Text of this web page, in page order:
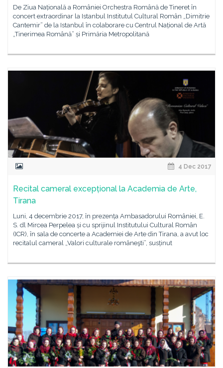
De Ziua Națională a României Orchestra Română de Tineret în
concert extraordinar la Istanbul Institutul Cultural Român „Dimitrie
Cantemir” de la Istanbul în colaborare cu Centrul Național de Artă
„Tinerimea Română” și Primăria Metropolitană
4 Dec 2017
Recital cameral excepțional la Academia de Arte,
Tirana
Luni, 4 decembrie 2017, în prezența Ambasadorului României, E.
S. dl Mircea Perpelea și cu sprijinul Institutului Cultural Român
(ICR), în sala de concerte a Academiei de Arte din Tirana, a avut loc
recitalul cameral „Valori culturale româneşti”, susținut